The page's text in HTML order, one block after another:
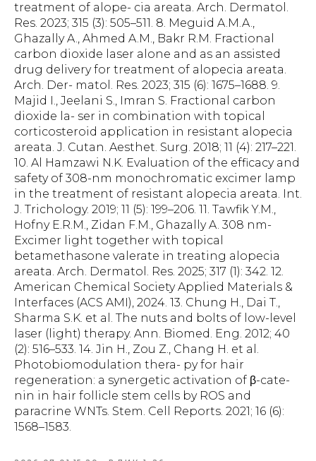
treatment of alope- cia areata. Arch. Dermatol.
Res. 2023; 315 (3): 505–511. 8. Meguid A.M.A.,
Ghazally A., Ahmed A.M., Bakr R.M. Fractional
carbon dioxide laser alone and as an assisted
drug delivery for treatment of alopecia areata.
Arch. Der- matol. Res. 2023; 315 (6): 1675–1688. 9.
Majid I., Jeelani S., Imran S. Fractional carbon
dioxide la- ser in combination with topical
corticosteroid application in resistant alopecia
areata. J. Cutan. Aesthet. Surg. 2018; 11 (4): 217–221.
10. Al Hamzawi N.K. Evaluation of the efficacy and
safety of 308-nm monochromatic excimer lamp
in the treatment of resistant alopecia areata. Int.
J. Trichology. 2019; 11 (5): 199–206. 11. Tawfik Y.M.,
Hofny E.R.M., Zidan F.M., Ghazally A. 308 nm-
Excimer light together with topical
betamethasone valerate in treating alopecia
areata. Arch. Dermatol. Res. 2025; 317 (1): 342. 12.
American Chemical Society Applied Materials &
Interfaces (ACS AMI), 2024. 13. Chung H., Dai T.,
Sharma S.K. et al. The nuts and bolts of low-level
laser (light) therapy. Ann. Biomed. Eng. 2012; 40
(2): 516–533. 14. Jin H., Zou Z., Chang H. et al.
Photobiomodulation thera- py for hair
regeneration: a synergetic activation of β-cate-
nin in hair follicle stem cells by ROS and
paracrine WNTs. Stem. Cell Reports. 2021; 16 (6):
1568–1583.